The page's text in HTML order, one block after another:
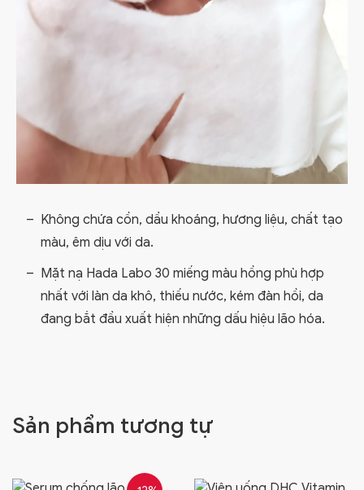
Không chứa cồn, dầu khoáng, hương liệu, chất tạo
màu, êm dịu với da.
Mặt nạ Hada Labo 30 miếng màu hồng phù hợp
nhất với làn da khô, thiếu nước, kém đàn hồi, da
đang bắt đầu xuất hiện những dấu hiệu lão hóa.
Sản phẩm tương tự